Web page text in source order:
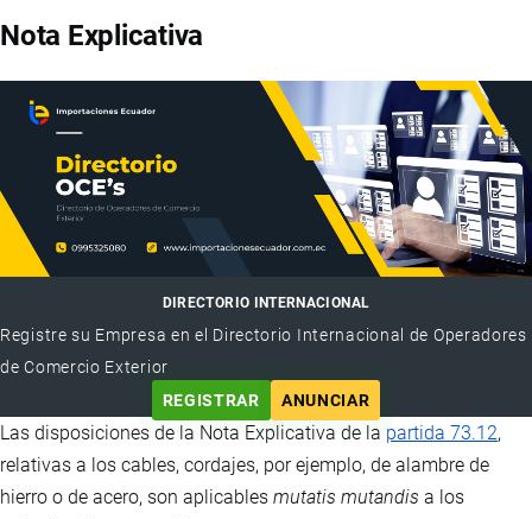
Nota Explicativa
DIRECTORIO INTERNACIONAL
Registre su Empresa en el Directorio Internacional de Operadores
de Comercio Exterior
REGISTRAR
ANUNCIAR
Las disposiciones de la Nota Explicativa de la partida 73.12,
relativas a los cables, cordajes, por ejemplo, de alambre de
hierro o de acero, son aplicables mutatis mutandis a los